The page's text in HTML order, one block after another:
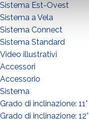
Sistema Est-Ovest
Sistema a Vela
Sistema Connect
Sistema Standard
Video illustrativi
Accessori
Accessorio
Sistema
Grado di inclinazione: 11°
Grado di inclinazione: 12°